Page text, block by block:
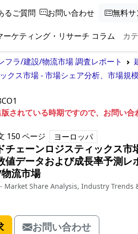
るご質問 お問い合わせ 無料
ケティング・リサーチ コラム カ
フラ/建設/物流市場 調査レポート
クス市場 - 市場シェア分析、市場
されている時期ですので、お問い合
150ページ ヨーロッパ
チェーンロジスティックス市
値データおよび成長率予測レ
流市場
Market Share Analysis, Industry Trends
お問い合わせ